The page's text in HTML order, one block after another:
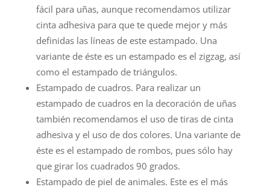
fácil para uñas, aunque recomendamos utilizar
cinta adhesiva para que te quede mejor y más
definidas las líneas de este estampado. Una
variante de éste es un estampado es el zigzag, así
como el estampado de triángulos.
Estampado de cuadros. Para realizar un
estampado de cuadros en la decoración de uñas
también recomendamos el uso de tiras de cinta
adhesiva y el uso de dos colores. Una variante de
éste es el estampado de rombos, pues sólo hay
que girar los cuadrados 90 grados.
Estampado de piel de animales. Este es el más